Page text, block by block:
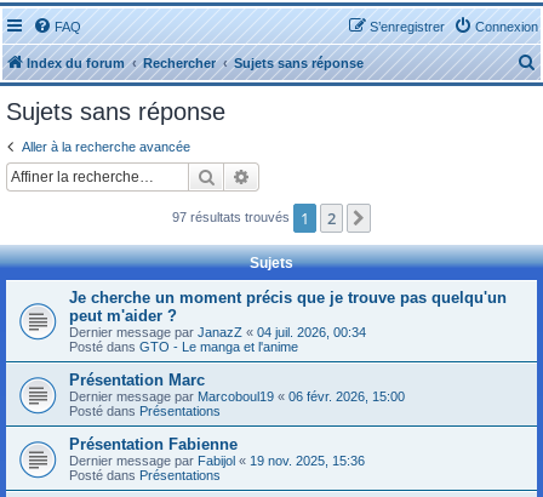
FAQ Connexion
S’enregistrer
Index du forum Rechercher Sujets sans réponse
e
h
Sujets sans réponse
Aller à la recherche avancée
Rechercher
97 résultats trouvés 1 2
Sujets
Je cherche un moment précis que je trouve pas quelqu'un
peut m'aider ?
Dernier message par JanazZ « 04 juil. 2026, 00:34
Posté dans GTO - Le manga et l'anime
Présentation Marc
Dernier message par Marcoboul19 « 06 févr. 2026, 15:00
Posté dans Présentations
Présentation Fabienne
Dernier message par Fabijol « 19 nov. 2025, 15:36
Posté dans Présentations